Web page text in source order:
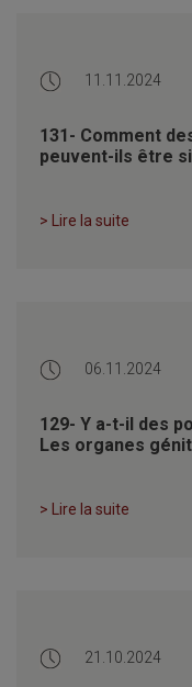
11.11.2024
131- Comment
peuvent-ils être
> Lire la suite
06.11.2024
129- Y a-t-il des
Les organes
> Lire la suite
21.10.2024